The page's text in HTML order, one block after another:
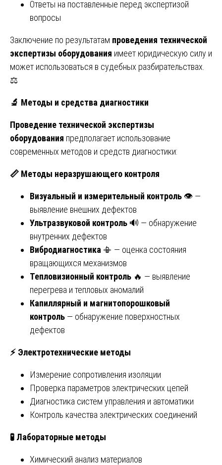
Ответы на поставленные перед экспертизой
вопросы
Заключение по результатам проведения технической
экспертизы оборудования имеет юридическую силу и
может использоваться в судебных разбирательствах.
⚖️
🔬 Методы и средства диагностики
Проведение технической экспертизы
оборудования предполагает использование
современных методов и средств диагностики:
📏 Методы неразрушающего контроля
Визуальный и измерительный контроль 👁️ —
выявление внешних дефектов
Ультразвуковой контроль 🔊 — обнаружение
внутренних дефектов
Вибродиагностика 📳 — оценка состояния
вращающихся механизмов
Тепловизионный контроль 🔥 — выявление
перегрева и тепловых аномалий
Капиллярный и магнитопорошковый
контроль — обнаружение поверхностных
дефектов
⚡ Электротехнические методы
Измерение сопротивления изоляции
Проверка параметров электрических цепей
Диагностика систем управления и автоматики
Контроль качества электрических соединений
🧪 Лабораторные методы
Химический анализ материалов